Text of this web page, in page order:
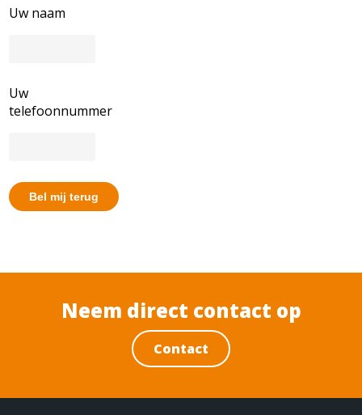
Uw naam
Uw
telefoonnummer
Neem direct contact op
Contact